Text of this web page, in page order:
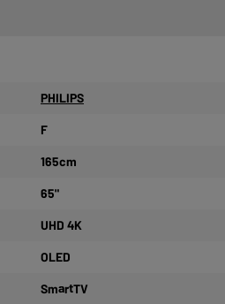
PHILIPS
F
165cm
65"
UHD 4K
OLED
SmartTV